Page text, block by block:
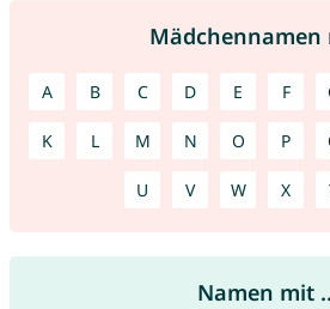
Mädchennamen
A B C D E F
K L M N O P
U V W X
Namen mit